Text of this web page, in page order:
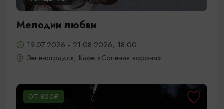
Мелодии любви
19.07.2026 - 21.08.2026, 18:00
Зеленоградск, Кафе «Соленая ворона»
ОТ 800₽